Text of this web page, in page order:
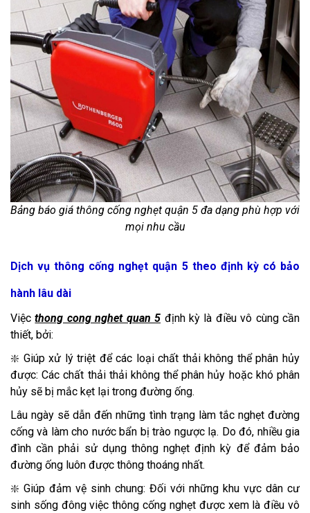
Bảng báo giá thông cống nghẹt quận 5 đa dạng phù hợp với
mọi nhu cầu
Dịch vụ thông cống nghẹt quận 5 theo định kỳ có bảo
hành lâu dài
Việcthong cong nghet quan 5 định kỳ là điều vô cùng cần
thiết, bởi:
❇️ Giúp xử lý triệt để các loại chất thải không thể phân hủy
được: Các chất thải thải không thể phân hủy hoặc khó phân
hủy sẽ bị mắc kẹt lại trong đường ống.
Lâu ngày sẽ dẫn đến những tình trạng làm tắc nghẹt đường
cống và làm cho nước bẩn bị trào ngược lạ. Do đó, nhiều gia
đình cần phải sử dụng thông nghẹt định kỳ để đảm bảo
đường ống luôn được thông thoáng nhất.
❇️ Giúp đảm vệ sinh chung: Đối với những khu vực dân cư
sinh sống đông việc thông cống nghẹt được xem là điều vô